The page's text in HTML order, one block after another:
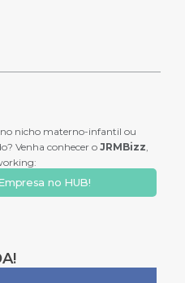
no nicho materno-infantil ou
Venha conhecer o JRMBizz
no HUB!